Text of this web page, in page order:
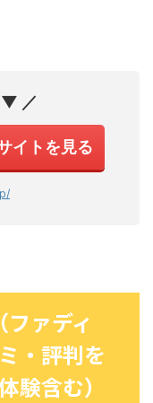
▼ ／
イトを見る
ァディ
・評判を
験含む）